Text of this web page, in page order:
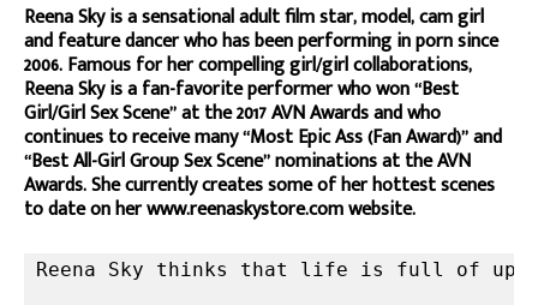
Reena Sky is a sensational adult film star, model, cam girl
and feature dancer who has been performing in porn since
2006. Famous for her compelling girl/girl collaborations,
Reena Sky is a fan-favorite performer who won “Best
Girl/Girl Sex Scene” at the 2017 AVN Awards and who
continues to receive many “Most Epic Ass (Fan Award)” and
“Best All-Girl Group Sex Scene” nominations at the AVN
Awards. She currently creates some of her hottest scenes
to date on her www.reenaskystore.com website.
Reena Sky thinks that life is full of ups